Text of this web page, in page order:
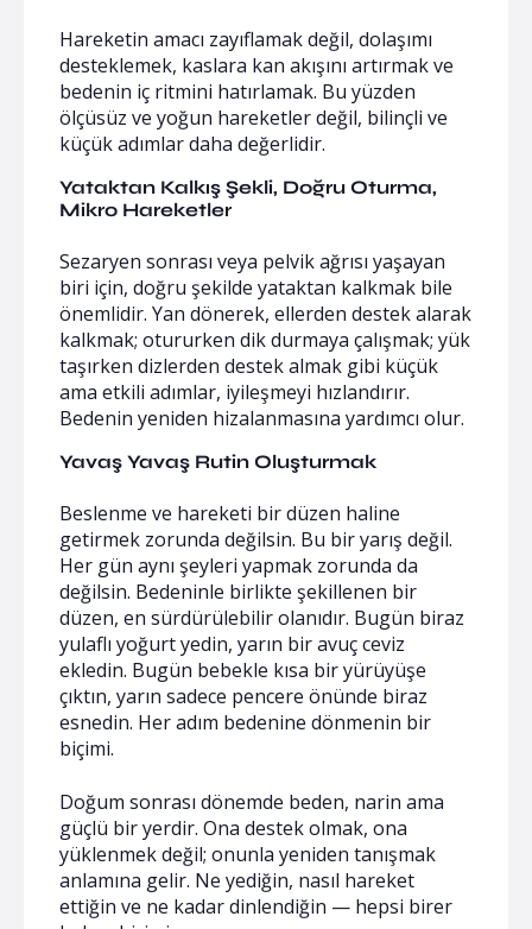
Hareketin amacı zayıflamak değil, dolaşımı
desteklemek, kaslara kan akışını artırmak ve
bedenin iç ritmini hatırlamak. Bu yüzden
ölçüsüz ve yoğun hareketler değil, bilinçli ve
küçük adımlar daha değerlidir.
Yataktan Kalkış Şekli, Doğru Oturma,
Mikro Hareketler
Sezaryen sonrası veya pelvik ağrısı yaşayan
biri için, doğru şekilde yataktan kalkmak bile
önemlidir. Yan dönerek, ellerden destek alarak
kalkmak; otururken dik durmaya çalışmak; yük
taşırken dizlerden destek almak gibi küçük
ama etkili adımlar, iyileşmeyi hızlandırır.
Bedenin yeniden hizalanmasına yardımcı olur.
Yavaş Yavaş Rutin Oluşturmak
Beslenme ve hareketi bir düzen haline
getirmek zorunda değilsin. Bu bir yarış değil.
Her gün aynı şeyleri yapmak zorunda da
değilsin. Bedeninle birlikte şekillenen bir
düzen, en sürdürülebilir olanıdır. Bugün biraz
yulaflı yoğurt yedin, yarın bir avuç ceviz
ekledin. Bugün bebekle kısa bir yürüyüşe
çıktın, yarın sadece pencere önünde biraz
esnedin. Her adım bedenine dönmenin bir
biçimi.
Doğum sonrası dönemde beden, narin ama
güçlü bir yerdir. Ona destek olmak, ona
yüklenmek değil; onunla yeniden tanışmak
anlamına gelir. Ne yediğin, nasıl hareket
ettiğin ve ne kadar dinlendiğin — hepsi birer